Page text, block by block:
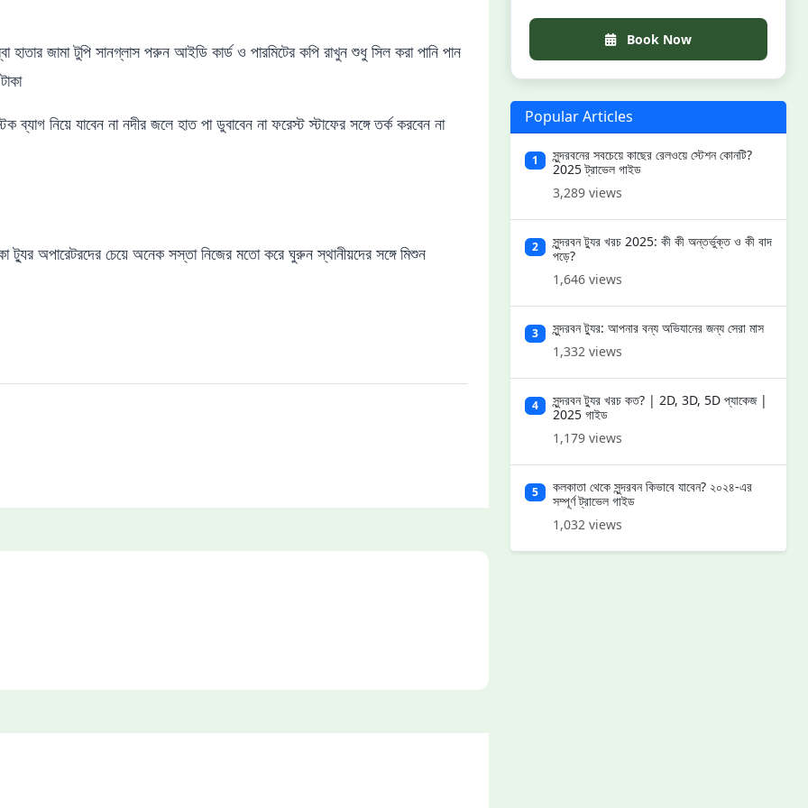
জামা টুপি সানগ্লাস পরুন আইডি কার্ড ও পারমিটের কপি রাখুন শুধু সিল করা পানি পান
ব্যাগ নিয়ে যাবেন না নদীর জলে হাত পা ডুবাবেন না ফরেস্ট স্টাফের সঙ্গে তর্ক করবেন না
ট্যুর অপারেটরদের চেয়ে অনেক সস্তা নিজের মতো করে ঘুরুন স্থানীয়দের সঙ্গে মিশুন
শোনে — ঘড়ির অ্যালার্মের চেয়ে জোরে।
Book Now
Popular Articles
1
সুন্দরবনের সবচেয়ে কাছের রেলওয়ে স্টেশন কোনটি?
2025 ট্রাভেল গাইড
3,289 views
2
সুন্দরবন ট্যুর খরচ 2025: কী কী অন্তর্ভুক্ত ও কী বাদ
পড়ে?
1,646 views
3
সুন্দরবন ট্যুর: আপনার বন্য অভিযানের জন্য সেরা মাস
1,332 views
4
সুন্দরবন ট্যুর খরচ কত? | 2D, 3D, 5D প্যাকেজ |
2025 গাইড
1,179 views
5
কলকাতা থেকে সুন্দরবন কিভাবে যাবেন? ২০২৪-এর
সম্পূর্ণ ট্রাভেল গাইড
1,032 views